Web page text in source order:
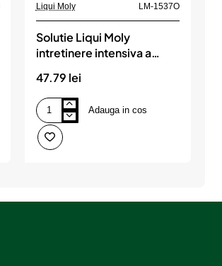
Liqui Moly LM-1537O
Solutie Liqui Moly
intretinere intensiva a
47.79 lei
Solutie
Liqui
Moly
intretinere
Adauga in cos